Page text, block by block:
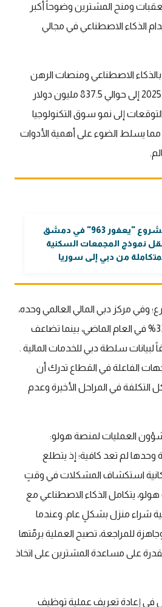
ومنح المشترين وضوحاً أكبر
الذكاء الاصطناعي في مجالي
بالذكاء الاصطناعي ومنصات الرهن
العقاري، ومن المتوقع أن تشهد قيمة السوق نمواً من 717 مليون دولار أمريكي في عام 2025 إلى حوالي 837.5 مليون دولار
سنوي. كما تشير التوقعات إلى نمو سوق التكنولوجيا
العالمية المدعومة بالذكاء الاصطناعي بحوالي خمسة أضعاف بحلول عام 2029، مما يسلط الضوء على أهمية الأدوات
مشروع "يعفور 963" في دمشق
نموذج المجمعات السكنية
من دبي إلى سوريا
مركز دبي المالي العالمي وحده،
ارتفعت نسبة استخدام الشركات المالية للذكاء الاصطناعي إلى 52% بعد تسجيله نسبة 33% في العام الماضي، بينما تضاعف
سلطة دبي للخدمات المالية .
الفاعلة في القطاع تدرك أن
في المراحل الأخيرة وعدم
العمليات لمنصة هولو:
وحدها لم تعد كافية؛ إذ يتطلع
إمكانية استكشاف المشكلات في وقتٍ
يتكامل الذكاء الاصطناعي مع
شراء منزل بشكلٍ عام. وعندما
للمراجعة، تصبح العملية برمّتها
وإنما القدرة على مساعدة المشترين على اتخاذ
في إعادة تعريف عملية توظيف